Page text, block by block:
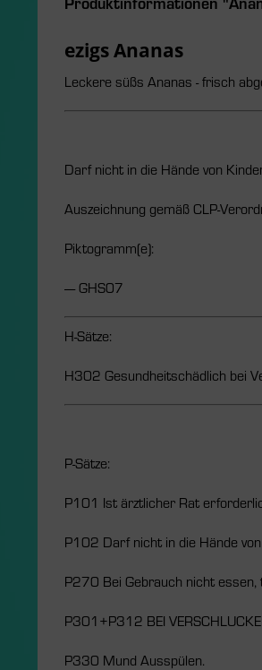
ezigs Ananas
Leckere süßs Ananas - frisch
Darf nicht in die Hände von
Auszeichnung gemäß CLP-
Piktogramm(e):
---- GHS07
H-Sätze:
H302 Gesundheitschädlich bei
P-Sätze:
P101 Ist ärztlicher Rat
P102 Darf nicht in die Hände
P270 Bei Gebrauch nicht essen,
P301+P312 BEI
P330 Mund Ausspülen.